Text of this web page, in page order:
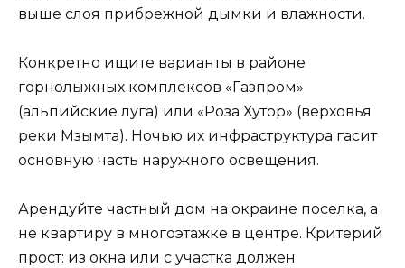
выше слоя прибрежной дымки и влажности.
Конкретно ищите варианты в районе
горнолыжных комплексов «Газпром»
(альпийские луга) или «Роза Хутор» (верховья
реки Мзымта). Ночью их инфраструктура гасит
основную часть наружного освещения.
Арендуйте частный дом на окраине поселка, а
не квартиру в многоэтажке в центре. Критерий
прост: из окна или с участка должен